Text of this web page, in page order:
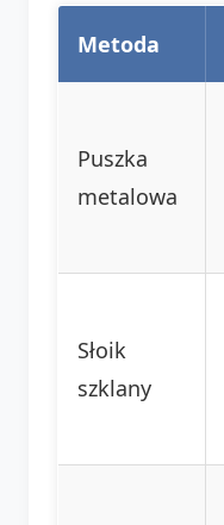
Metoda
Puszka
metalowa
Słoik
szklany